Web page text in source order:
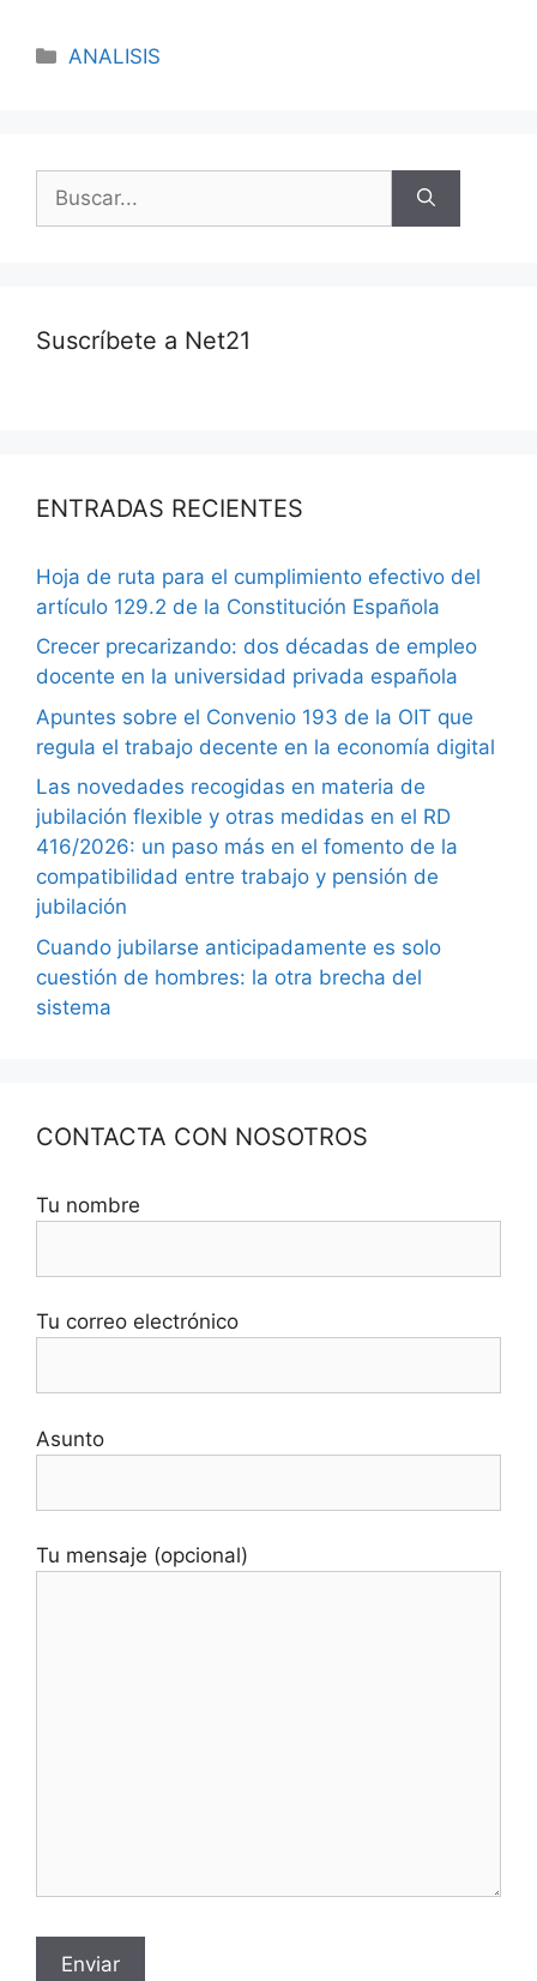
ANALISIS
Suscríbete a Net21
ENTRADAS RECIENTES
Hoja de ruta para el cumplimiento efectivo del
artículo 129.2 de la Constitución Española
Crecer precarizando: dos décadas de empleo
docente en la universidad privada española
Apuntes sobre el Convenio 193 de la OIT que
regula el trabajo decente en la economía digital
Las novedades recogidas en materia de
jubilación flexible y otras medidas en el RD
416/2026: un paso más en el fomento de la
compatibilidad entre trabajo y pensión de
jubilación
Cuando jubilarse anticipadamente es solo
cuestión de hombres: la otra brecha del
sistema
CONTACTA CON NOSOTROS
Tu nombre
Tu correo electrónico
Asunto
Tu mensaje (opcional)